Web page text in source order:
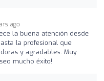
ago
la buena atención desde
la profesional que
y agradables. Muy
mucho éxito!